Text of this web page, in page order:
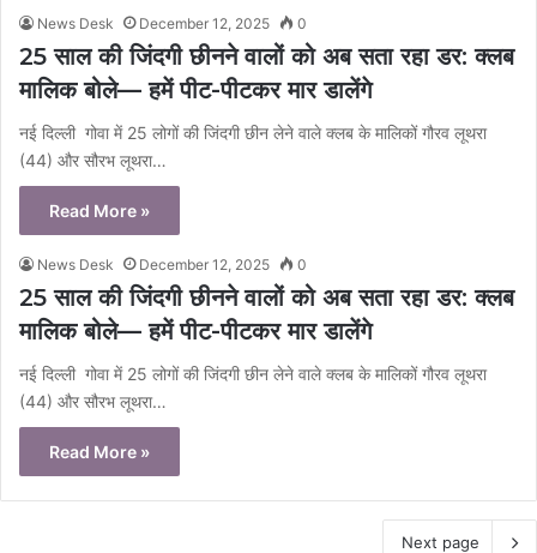
News Desk December 12, 2025 0
25 साल की जिंदगी छीनने वालों को अब सता रहा डर: क्लब
मालिक बोले— हमें पीट-पीटकर मार डालेंगे
नई दिल्ली गोवा में 25 लोगों की जिंदगी छीन लेने वाले क्लब के मालिकों गौरव लूथरा
(44) और सौरभ लूथरा…
Read More »
News Desk December 12, 2025 0
25 साल की जिंदगी छीनने वालों को अब सता रहा डर: क्लब
मालिक बोले— हमें पीट-पीटकर मार डालेंगे
नई दिल्ली गोवा में 25 लोगों की जिंदगी छीन लेने वाले क्लब के मालिकों गौरव लूथरा
(44) और सौरभ लूथरा…
Read More »
Next page